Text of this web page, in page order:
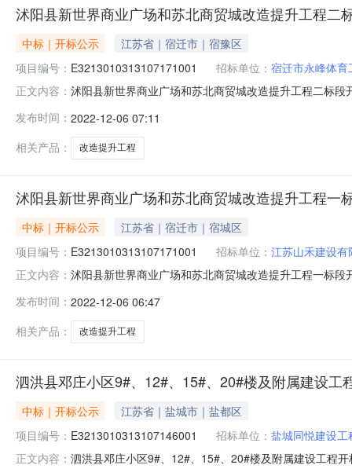
沭阳县新世界商业广场和苏北商贸城改造提升工程二
中标｜开标公示
江苏省｜宿迁市｜宿豫区
项目编号： E3213010313107171001 招标单位： 宿迁市永峰体
正文内容： 沭阳县新世界商业广场和苏北商贸城改造提升工程二标
间:SatDec0309:53:00CST2022,投标人名称:江苏思瑞特
发布时间： 2022-12-06 07:11
相关产品：
改造提升工程
沭阳县新世界商业广场和苏北商贸城改造提升工程一
中标｜开标公示
江苏省｜宿迁市｜宿城区
项目编号： E3213010313107171001 招标单位： 江苏山禾建设有
正文内容： 沭阳县新世界商业广场和苏北商贸城改造提升工程一标
间:FriDec0213:07:07CST2022,投标人名称:宿迁鹏潞建
发布时间： 2022-12-06 06:47
相关产品：
改造提升工程
泗洪县邓庄小区9#、12#、15#、20#楼及附属建设工
中标｜开标公示
江苏省｜盐城市｜盐都区
项目编号： E3213010313107146001 招标单位： 盐城同悦建设工
正文内容： 泗洪县邓庄小区9#、12#、15#、20#楼及附属建设工程